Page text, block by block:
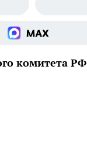
комитета РФ